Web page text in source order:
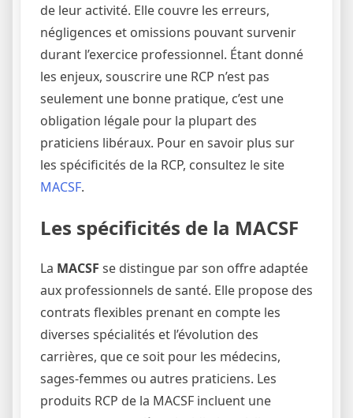
de leur activité. Elle couvre les erreurs,
négligences et omissions pouvant survenir
durant l’exercice professionnel. Étant donné
les enjeux, souscrire une RCP n’est pas
seulement une bonne pratique, c’est une
obligation légale pour la plupart des
praticiens libéraux. Pour en savoir plus sur
les spécificités de la RCP, consultez le site
MACSF.
Les spécificités de la MACSF
La MACSF se distingue par son offre adaptée
aux professionnels de santé. Elle propose des
contrats flexibles prenant en compte les
diverses spécialités et l’évolution des
carrières, que ce soit pour les médecins,
sages-femmes ou autres praticiens. Les
produits RCP de la MACSF incluent une